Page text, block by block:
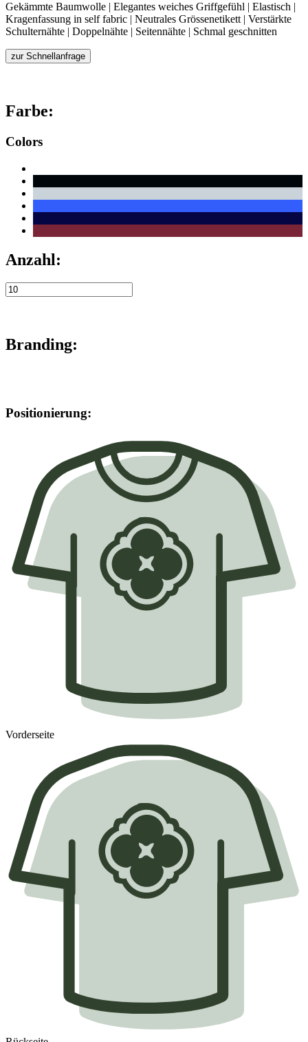
Gekämmte Baumwolle | Elegantes weiches Griffgefühl | Elastisch |
Kragenfassung in self fabric | Neutrales Grössenetikett | Verstärkte
Schulternähte | Doppelnähte | Seitennähte | Schmal geschnitten
zur Schnellanfrage
Farbe:
Colors
Anzahl:
Branding:
Positionierung:
Vorderseite